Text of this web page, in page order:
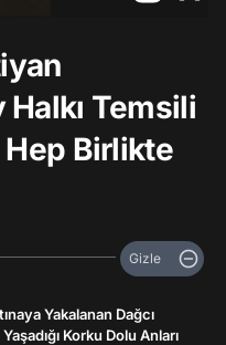
Temsili
Hep Birlikte
Gizle
Yakalanan Dağcı
Korku Dolu Anları